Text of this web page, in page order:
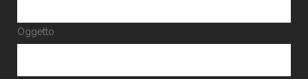
Oggetto